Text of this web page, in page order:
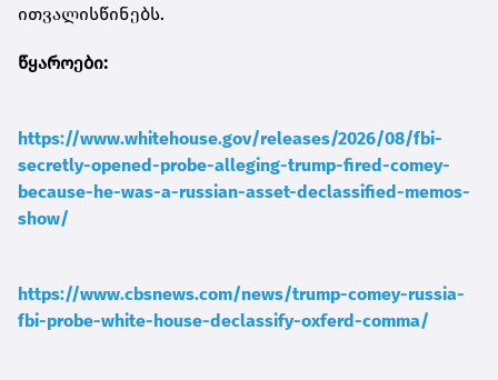
ითვალისწინებს.
წყაროები:
https://www.whitehouse.gov/releases/2026/08/fbi-
secretly-opened-probe-alleging-trump-fired-comey-
because-he-was-a-russian-asset-declassified-memos-
show/
https://www.cbsnews.com/news/trump-comey-russia-
fbi-probe-white-house-declassify-oxferd-comma/